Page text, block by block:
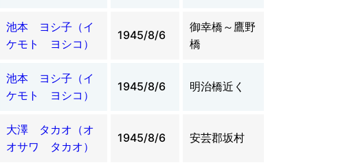
池本 ヨシ子（イ
ケモト ヨシコ）
1945/8/6
御幸橋～鷹野
橋
池本 ヨシ子（イ
ケモト ヨシコ）
1945/8/6 明治橋近く
大澤 タカオ（オ
オサワ タカオ）
1945/8/6 安芸郡坂村